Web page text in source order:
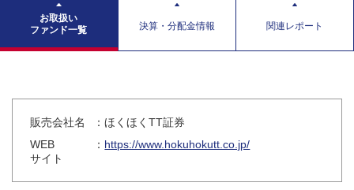
お取扱い
ファンド一覧
決算・分配金情報 関連レポート
販売会社名
：ほくほくTT証券
WEB
サイト
： https://www.hokuhokutt.co.jp/